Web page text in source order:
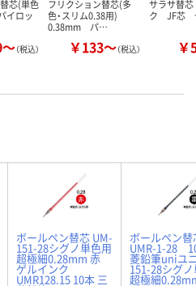
芯(単色
イロッ
（税込）
フリクション替芯(多
色・スリム0.38用)
0.38mm パ…
￥133～（税込）
サラサ替
ク JF芯
￥
ボールペン替芯 UM-
151-28シグノ単色用
超極細0.28mm 赤
ゲルインク
UMR128.15 10本 三
ボールペン替
UMR-1-28
菱鉛筆uniユ
151-28シグ
超極細